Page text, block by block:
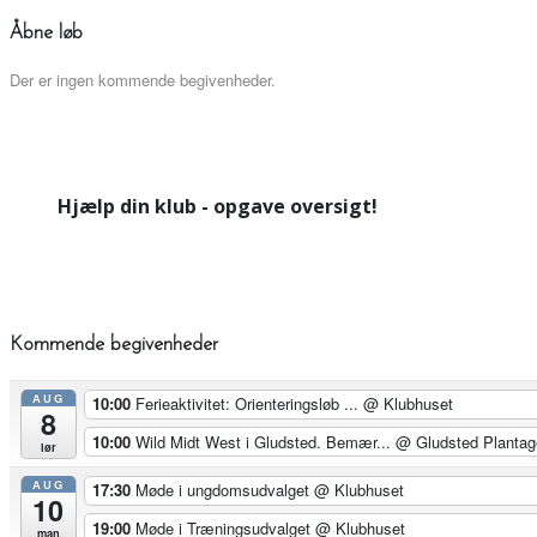
Åbne løb
Der er ingen kommende begivenheder.
Hjælp din klub - opgave oversigt!
Kommende begivenheder
AUG
8
lør
10:00 Ferieaktivitet: Orienteringsløb ... @ Klubhuset
10:00 Wild Midt West i Gludsted. Bemær... @ Gludsted
AUG
10
man
17:30 Møde i ungdomsudvalget @ Klubhuset
19:00 Møde i Træningsudvalget @ Klubhuset